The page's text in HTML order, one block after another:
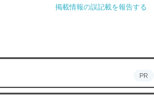
掲載情報の誤記載を報告する
PR